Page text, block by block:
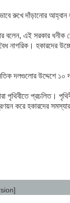
রুখে দাঁড়ানোর
বলেন, এই সরকার
নাগরিক। হকারদের
দলগুলোর উদ্দেশে
পৃথিবীতে প্রচলিত।